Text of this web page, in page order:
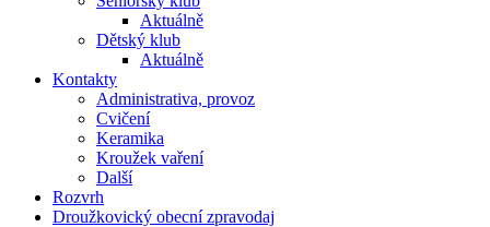
Aktuálně
Dětský klub
Aktuálně
Kontakty
Administrativa, provoz
Cvičení
Keramika
Kroužek vaření
Další
Rozvrh
Droužkovický obecní zpravodaj